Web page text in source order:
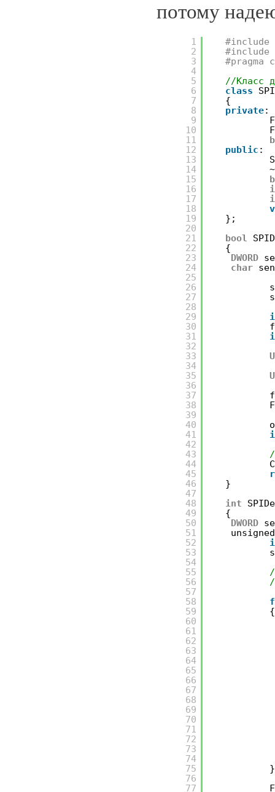
потому
1
2
3
4
5
6
7
8
9
10
11
12
13
14
15
16
17
18
19
20
21
22
23
24
25
26
27
28
29
30
31
32
33
34
35
36
37
38
39
40
41
42
43
44
45
46
47
48
49
50
51
52
53
54
55
56
57
58
59
60
61
62
63
64
65
66
67
68
69
70
71
72
73
74
75
76
77
#include
#include
#pragma
//Класс
class
{
private:
public :
};
bool
{
DWORD
char
}
int
{
DWORD
{
}